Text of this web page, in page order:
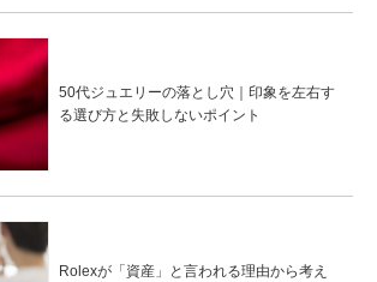
50代ジュエリーの落とし穴｜印象を左右す
る選び方と失敗しないポイント
Rolexが「資産」と言われる理由から考え